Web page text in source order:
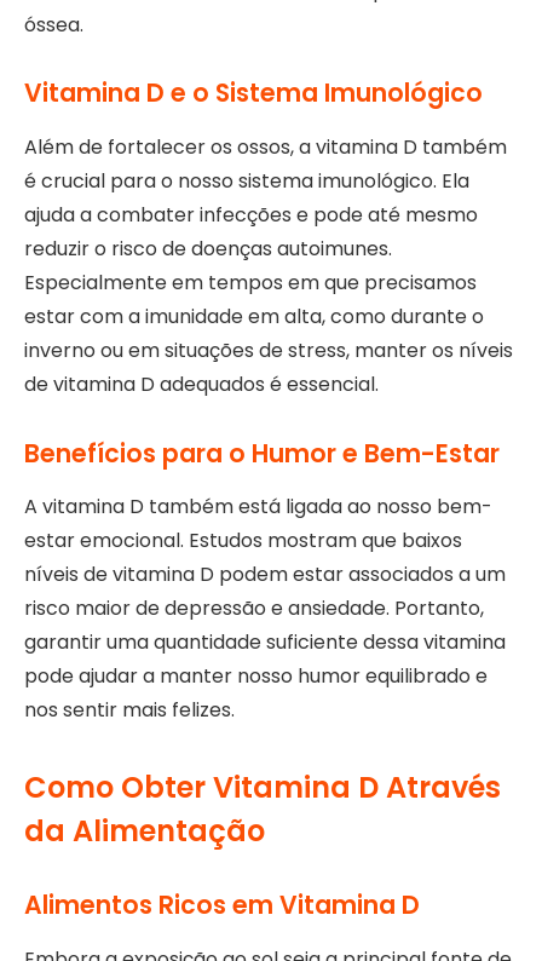
óssea.
Vitamina D e o Sistema Imunológico
Além de fortalecer os ossos, a vitamina D também
é crucial para o nosso sistema imunológico. Ela
ajuda a combater infecções e pode até mesmo
reduzir o risco de doenças autoimunes.
Especialmente em tempos em que precisamos
estar com a imunidade em alta, como durante o
inverno ou em situações de stress, manter os níveis
de vitamina D adequados é essencial.
Benefícios para o Humor e Bem-Estar
A vitamina D também está ligada ao nosso bem-
estar emocional. Estudos mostram que baixos
níveis de vitamina D podem estar associados a um
risco maior de depressão e ansiedade. Portanto,
garantir uma quantidade suficiente dessa vitamina
pode ajudar a manter nosso humor equilibrado e
nos sentir mais felizes.
Como Obter Vitamina D Através
da Alimentação
Alimentos Ricos em Vitamina D